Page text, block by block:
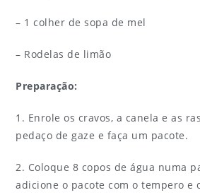
– 1 colher de sopa de mel
– Rodelas de limão
Preparação:
1. Enrole os cravos, a canela e as
pedaço de gaze e faça um pacote.
2. Coloque 8 copos de água numa
adicione o pacote com o tempero e